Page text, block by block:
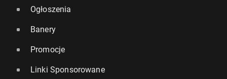
Ogłoszenia
Banery
Promocje
Linki Sponsorowane